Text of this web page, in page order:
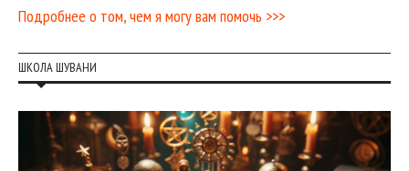
Подробнее о том, чем я могу вам помочь >>>
ШКОЛА ШУВАНИ